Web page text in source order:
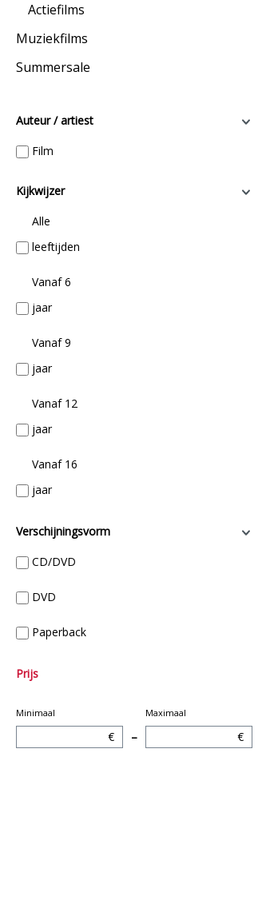
Actiefilms
Muziekfilms
Summersale
Auteur / artiest
Film
Kijkwijzer
Alle
leeftijden
Vanaf 6
jaar
Vanaf 9
jaar
Vanaf 12
jaar
Vanaf 16
jaar
Verschijningsvorm
CD/DVD
DVD
Paperback
Prijs
Minimaal
€ –
Maximaal
€